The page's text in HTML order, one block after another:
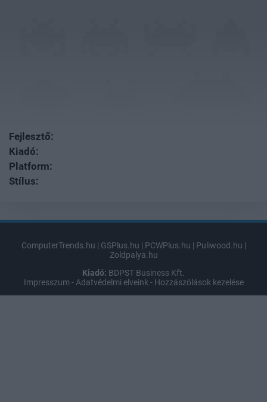
Fejlesztő:
Kiadó:
Platform:
Stílus:
ComputerTrends.hu | GSPlus.hu | PCWPlus.hu | Puliwood.hu |
Zoldpalya.hu
Kiadó: BDPST Business Kft.
Impresszum - Adatvédelmi elveink - Hozzászólások kezelése